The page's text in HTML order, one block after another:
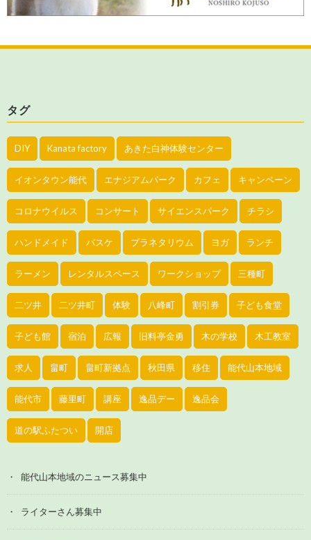
タグ
DIY Kanata factory あきた白神体験センター
イオンタウン能代 エナジアムパーク カフェ キャンペーン
コロナウイルス コンサート サイエンスパーク チラシ
ハンドメイド バスケ プラネタリウム ヨガ ランチ
ラーメン レンタルスペース ワークショップ 三種町
二ツ井 二ツ井町 体験 八峰町 割引券 子ども食堂
子ども館 宿泊 広報 旧料亭金勇 木の学校 木工教室
求人 畠町 畠町新拠点 秋田県 移住 能代山本地域
能代市 藤里町 講座 逸品デー 逸品会
道の駅ふたつい 開店
能代山本地域のニュース募集中
ライターさん募集中